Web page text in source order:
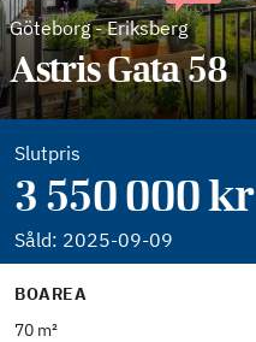
Göteborg-Eriksberg
Astris Gata 58
Slutpris
3 550 000 kr
Såld: 2025-09-09
BOAREA
70 m²